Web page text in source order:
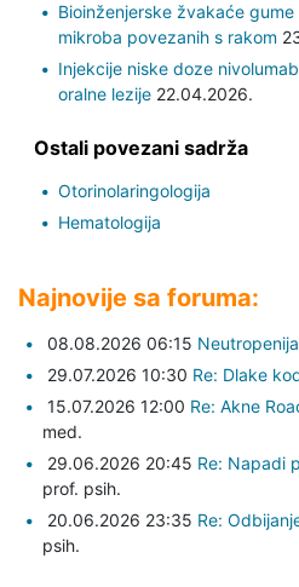
Bioinženjerske žvakaće
mikroba povezanih s rakom
Injekcije niske doze
oralne lezije22.04.2026.
Ostali povezani sadrža
Otorinolaringologija
Hematologija
Najnovije sa foruma:
08.08.2026 06:15 Neutropenija
29.07.2026 10:30 Re: Dlake
15.07.2026 12:00 Re: Akne
med.
29.06.2026 20:45 Re: Napadi
prof. psih.
20.06.2026 23:35 Re:
psih.